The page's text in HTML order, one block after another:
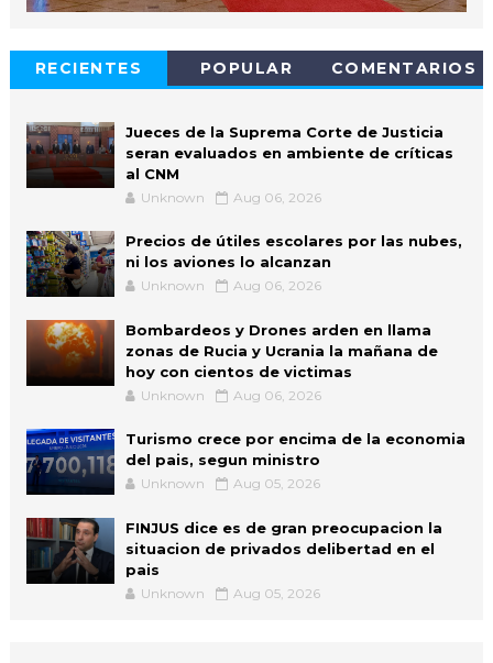
RECIENTES POPULAR COMENTARIOS
Jueces de la Suprema Corte de Justicia
seran evaluados en ambiente de críticas
al CNM
Unknown Aug 06, 2026
Precios de útiles escolares por las nubes,
ni los aviones lo alcanzan
Unknown Aug 06, 2026
Bombardeos y Drones arden en llama
zonas de Rucia y Ucrania la mañana de
hoy con cientos de victimas
Unknown Aug 06, 2026
Turismo crece por encima de la economia
del pais, segun ministro
Unknown Aug 05, 2026
FINJUS dice es de gran preocupacion la
situacion de privados delibertad en el
pais
Unknown Aug 05, 2026